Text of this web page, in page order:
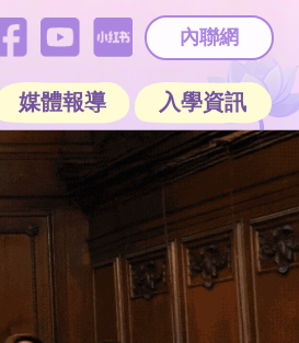
內聯網
媒體報導 入學資訊